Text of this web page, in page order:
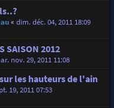
« dim. déc. 04, 2011 18:09
SAISON 2012
nov. 29, 2011 11:08
les hauteurs de l'ain
19, 2011 07:53